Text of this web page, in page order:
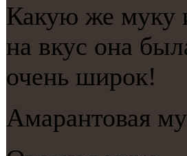
Какую же муку
на вкус она
очень ширοк!
Амарантовая